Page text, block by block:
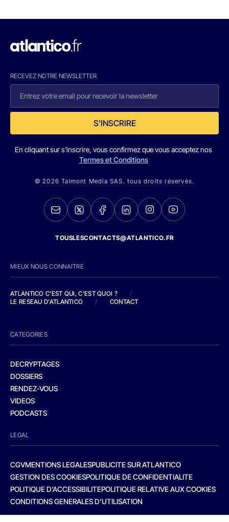
RECEVEZ NOTRE NEWSLETTER
S'INSCRIRE
En cliquant sur s'inscrire, vous confirmez que vous acceptez nos
Termes et Conditions
© 2026 Talmont Media SAS. tous droits réservés.
TOUSLESCONTACTS@ATLANTICO.FR
MIEUX NOUS CONNAITRE
ATLANTICO C'EST QUI, C'EST QUOI ?
/
LE RESEAU D'ATLANTICO
/ CONTACT
CATEGORIES
DECRYPTAGES
DOSSIERS
RENDEZ-VOUS
VIDEOS
PODCASTS
LEGAL
CGVMENTIONS LEGALESPUBLICITE SUR ATLANTICO
GESTION DES COOKIESPOLITIQUE DE CONFIDENTIALITE
POLITIQUE D’ACCESSIBILITEPOLITIQUE RELATIVE AUX COOKIES
CONDITIONS GENERALES D’UTILISATION